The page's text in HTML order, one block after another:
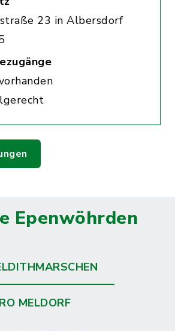
23 in Albersdorf
Epenwöhrden
MELDORF